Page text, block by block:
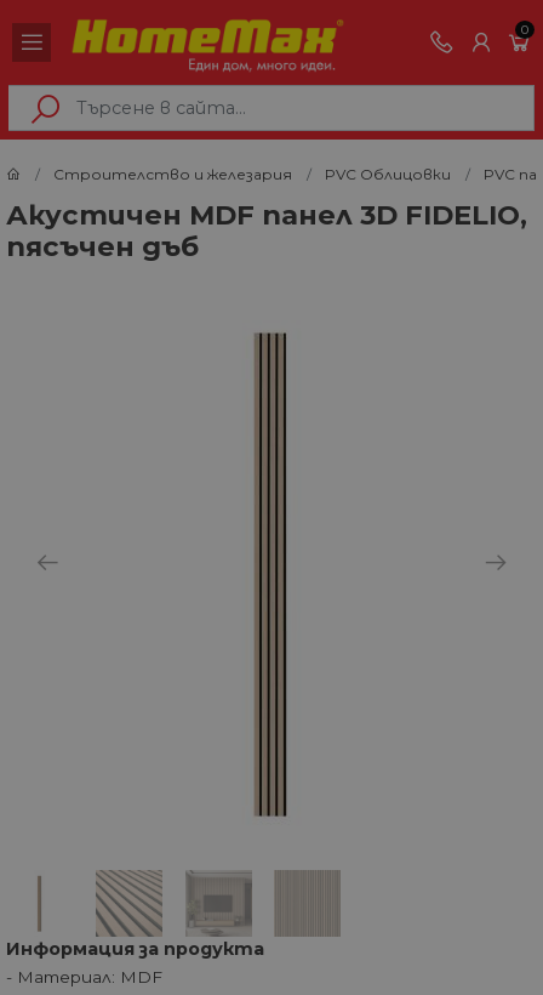
0
Строителство и железария PVC Облицовки PVC
Акустичен MDF панел 3D FIDELIO,
пясъчен дъб
Информация за продукта
- Материал: MDF